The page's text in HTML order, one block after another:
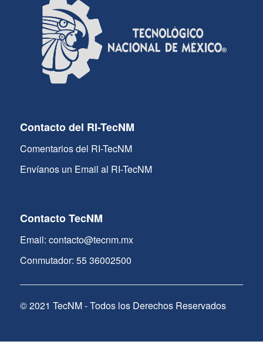
Contacto del RI-TecNM
Comentarios del RI-TecNM
Envíanos un Email al RI-TecNM
Contacto TecNM
Email: contacto@tecnm.mx
Conmutador: 55 36002500
© 2021 TecNM - Todos los Derechos Reservados